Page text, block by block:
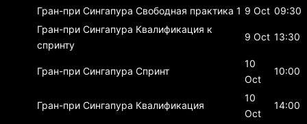
Гран-при Сингапура Свободная практика 1 9 Oct 09:30
Гран-при Сингапура Квалификация к
спринту
9 Oct 13:30
Гран-при Сингапура Спринт
10
Oct
10:00
Гран-при Сингапура Квалификация
10
Oct
14:00